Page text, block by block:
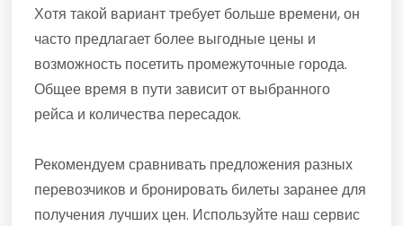
Хотя такой вариант требует больше времени, он
часто предлагает более выгодные цены и
возможность посетить промежуточные города.
Общее время в пути зависит от выбранного
рейса и количества пересадок.
Рекомендуем сравнивать предложения разных
перевозчиков и бронировать билеты заранее для
получения лучших цен. Используйте наш сервис